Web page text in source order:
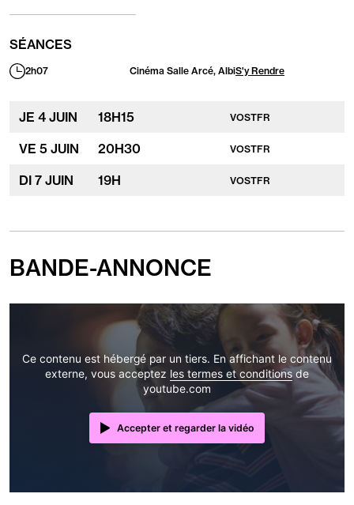
SÉANCES
Durée2h07 Cinéma Salle Arcé, AlbiS'y Rendre
JE 4 JUIN 18H15 VOSTFR
VE 5 JUIN 20H30 VOSTFR
DI 7 JUIN 19H VOSTFR
BANDE-ANNONCE
Ce contenu est hébergé par un tiers. En affichant le contenu
externe, vous acceptez les termes et conditions de
youtube.com
Accepter et regarder la vidéo